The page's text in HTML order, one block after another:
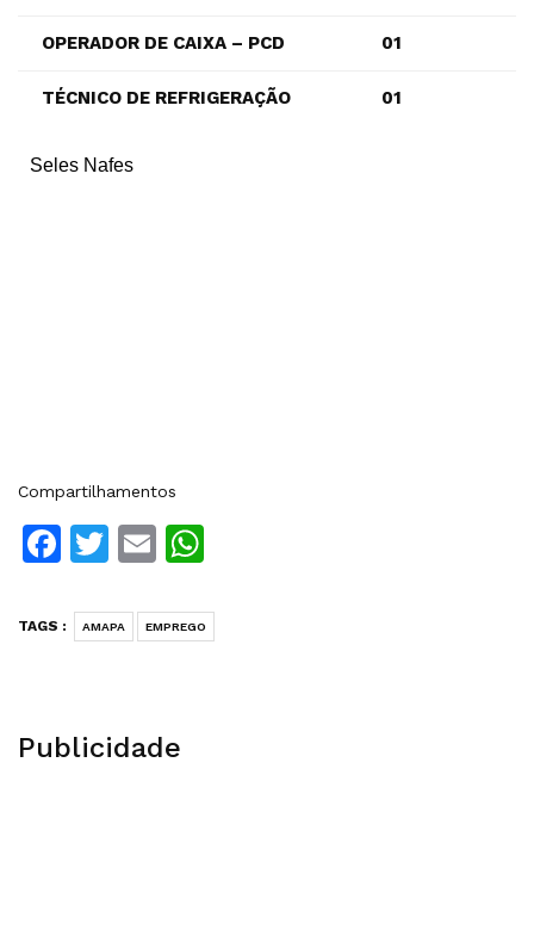
OPERADOR DE CAIXA – PCD 01
TÉCNICO DE REFRIGERAÇÃO 01
Seles Nafes
Compartilhamentos
Facebook
Twitter
Email
TAGS : AMAPA EMPREGO
Publicidade